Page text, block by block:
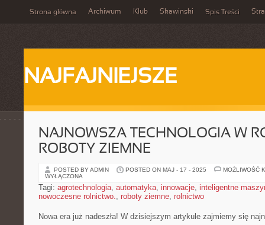
Strona główna Archiwum Klub Skawinski Spis Treści
NAJFAJNIEJSZE
NAJNOWSZA TECHNOLOGIA W
ROBOTY ZIEMNE
POSTED BY ADMIN POSTED ON MAJ - 17 - 2025
MOŻLIWOŚĆ
WYŁĄCZONA
Tagi: agrotechnologia, automatyka, innowacje, inteligentne
nowoczesne rolnictwo., roboty ziemne, rolnictwo
Nowa era już nadeszła! W dzisiejszym artykule zajmiemy się